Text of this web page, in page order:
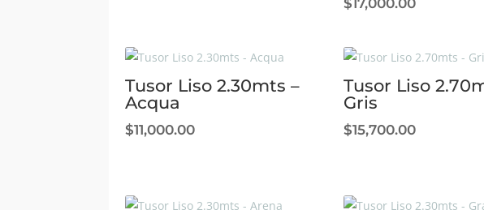
Tusor Liso 2.30mts –
Acqua
$11,000.00
Tusor Liso
Gris
$15,700.00